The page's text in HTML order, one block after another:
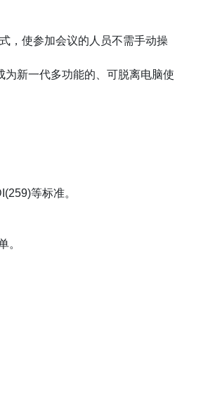
，使参加会议的人员不需手动操
新一代多功能的、可脱离电脑使
等标准。
。